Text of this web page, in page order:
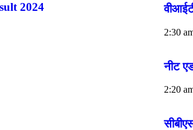
2024
2:30
नीट
2:20